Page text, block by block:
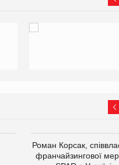
Роман Корсак,
франчайзингової